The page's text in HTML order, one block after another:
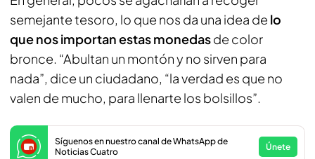
semejante tesoro, lo que nos da una idea de lo
que nos importan estas monedasde color
bronce. “Abultan un montón y no sirven para
nada”, dice un ciudadano, “la verdad es que no
valen de mucho, para llenarte los bolsillos”.
Síguenos en nuestro canal de WhatsApp de
Noticias Cuatro
Únete